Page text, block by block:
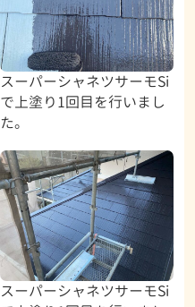
スーパーシャネツサーモSi
で上塗り1回目を行いまし
た。
スーパーシャネツサーモSi